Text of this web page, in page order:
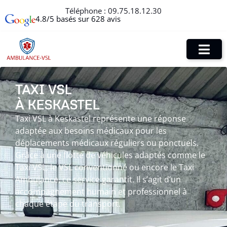
Téléphone : 09.75.18.12.30
4.8/5 basés sur 628 avis
TAXI VSL
À KESKASTEL
Taxi VSL à Keskastel représente une réponse
adaptée aux besoins médicaux pour les
déplacements médicaux réguliers ou ponctuels.
Grâce à une flotte de véhicules adaptés comme le
Taxi VSL, le VSL conventionné ou encore le Taxi
Ambulance, ce service garantit. Il s’agit d’un
accompagnement humain et professionnel à
chaque étape du transport.